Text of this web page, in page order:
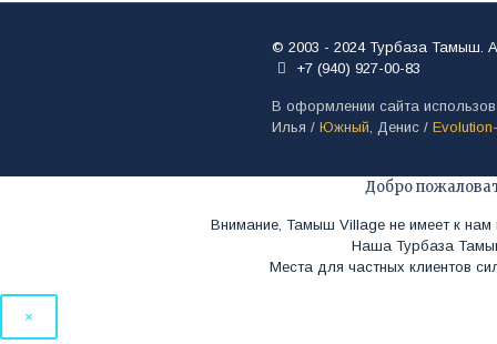
© 2003 - 2024 Турбаза Тамыш.
+7 (940) 927-00-83
В оформлении сайта
Илья / Южный, Денис /
Добро
Внимание, Тамыш Village не имеет к нам
Наша Турбаза
Места для частных клиентов
×